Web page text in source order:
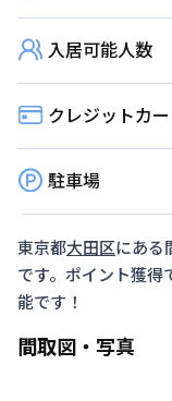
入居可能人数
クレジットカ
駐車場
東京都大田区にある
です。ポイント獲得
能です！
間取図・写真